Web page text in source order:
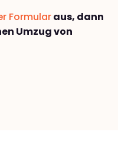
Formularaus, dann
Umzug von